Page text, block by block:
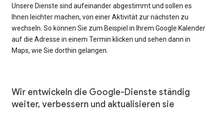
Unsere Dienste sind aufeinander abgestimmt und sollen es
Ihnen leichter machen, von einer Aktivität zur nächsten zu
wechseln. So können Sie zum Beispiel in Ihrem Google Kalender
auf die Adresse in einem Termin klicken und sehen dann in
Maps, wie Sie dorthin gelangen.
Wir entwickeln die Google-Dienste ständig
weiter, verbessern und aktualisieren sie